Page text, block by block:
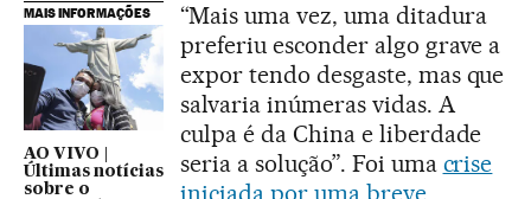
MAIS INFORMAÇÕES
AO VIVO |
Últimas notícias
sobre o
“Mais uma vez, uma ditadura
preferiu esconder algo grave a
expor tendo desgaste, mas que
salvaria inúmeras vidas. A
culpa é da China e liberdade
seria a solução”. Foi uma crise